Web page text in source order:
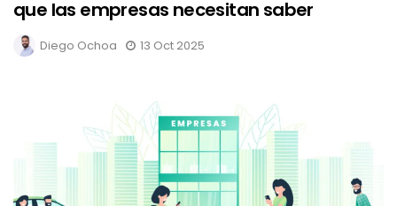
que las empresas necesitan saber
Diego Ochoa 13 Oct 2025